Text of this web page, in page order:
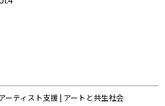
アーティスト支援 | アートと共生社会